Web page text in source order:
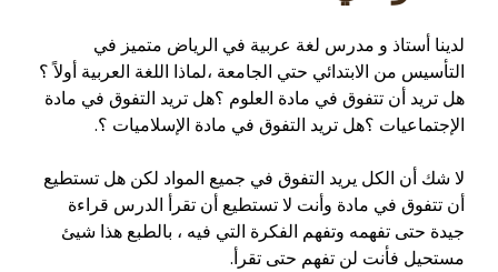
لدينا أستاذ و مدرس لغة عربية في الرياض متميز في
التأسيس من الابتدائي حتي الجامعة ،لماذا اللغة العربية أولاً ؟
هل تريد أن تتفوق في مادة العلوم ؟هل تريد التفوق في مادة
الإجتماعيات ؟هل تريد التفوق في مادة الإسلاميات ؟.
لا شك أن الكل يريد التفوق في جميع المواد لكن هل تستطيع
أن تتفوق في مادة وأنت لا تستطيع أن تقرأ الدرس قراءة
جيدة حتى تفهمه وتفهم الفكرة التي فيه ، بالطبع هذا شيئ
مستحيل فأنت لن تفهم حتى تقرأ.